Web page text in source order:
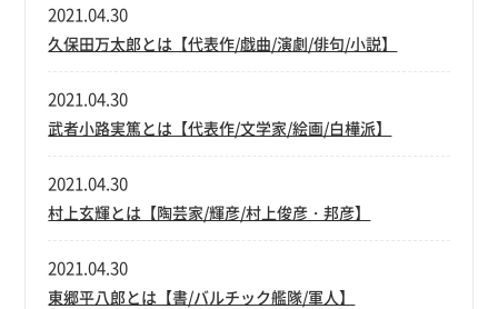
久保田万太郎とは【代表作/戯曲/演劇/俳句/小説】
2021.04.30
武者小路実篤とは【代表作/文学家/絵画/白樺派】
2021.04.30
村上玄輝とは【陶芸家/輝彦/村上俊彦・邦彦】
2021.04.30
東郷平八郎とは【書/バルチック艦隊/軍人】
2021.04.30